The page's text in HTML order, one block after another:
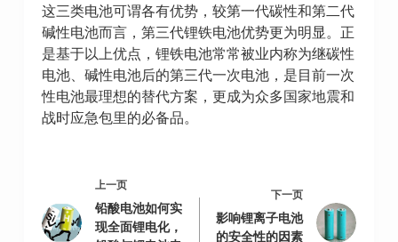
这三类电池可谓各有优势，较第一代碳性和第二代
碱性电池而言，第三代锂铁电池优势更为明显。正
是基于以上优点，锂铁电池常常被业内称为继碳性
电池、碱性电池后的第三代一次电池，是目前一次
性电池最理想的替代方案，更成为众多国家地震和
战时应急包里的必备品。
上一页
铅酸电池如何实
现全面锂电化，
下一页
影响锂离子电池
的安全性的因素